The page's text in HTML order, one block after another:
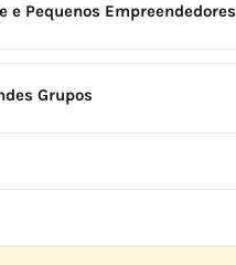
Pequenos Empreendedores
Grupos